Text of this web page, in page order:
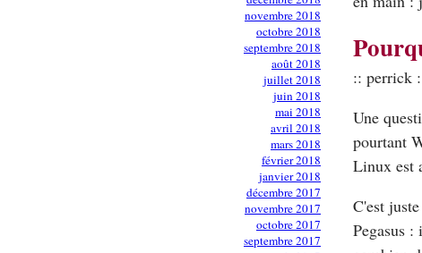
novembre 2018
octobre 2018
septembre 2018
août 2018
juillet 2018
juin 2018
mai 2018
avril 2018
mars 2018
février 2018
janvier 2018
décembre 2017
novembre 2017
octobre 2017
septembre 2017
:: perrick
Une
pourtant
Linux est
C'est
Pegasus